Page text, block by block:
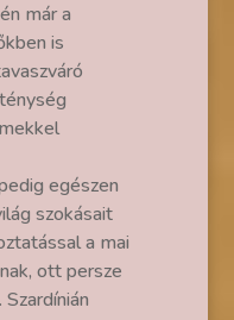
már a
is
egészen
szokásait
a mai
ott persze